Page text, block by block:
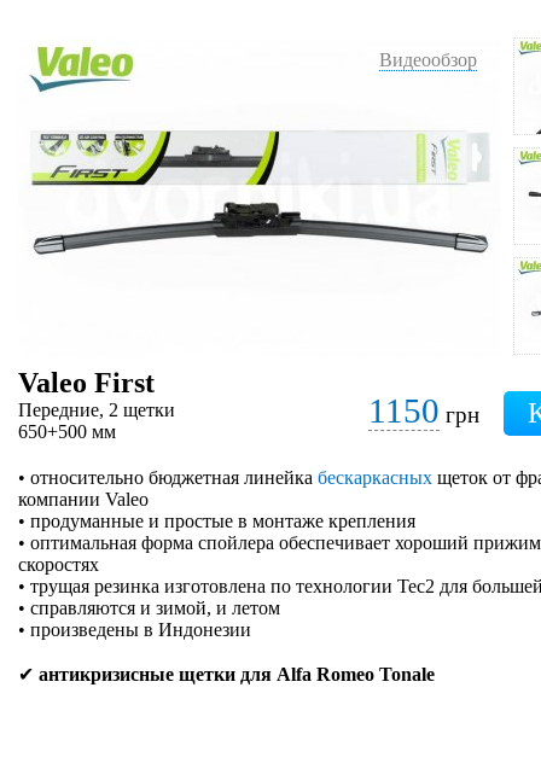
Видеообзор
Valeo First
Передние, 2 щетки
650+500 мм
1150 грн
• относительно бюджетная линейка бескаркасных щеток от
компании Valeo
• продуманные и простые в монтаже крепления
• оптимальная форма спойлера обеспечивает хороший прижим
скоростях
• трущая резинка изготовлена по технологии Tec2 для
• справляются и зимой, и летом
• произведены в Индонезии
✔ антикризисные щетки для Alfa Romeo Tonale